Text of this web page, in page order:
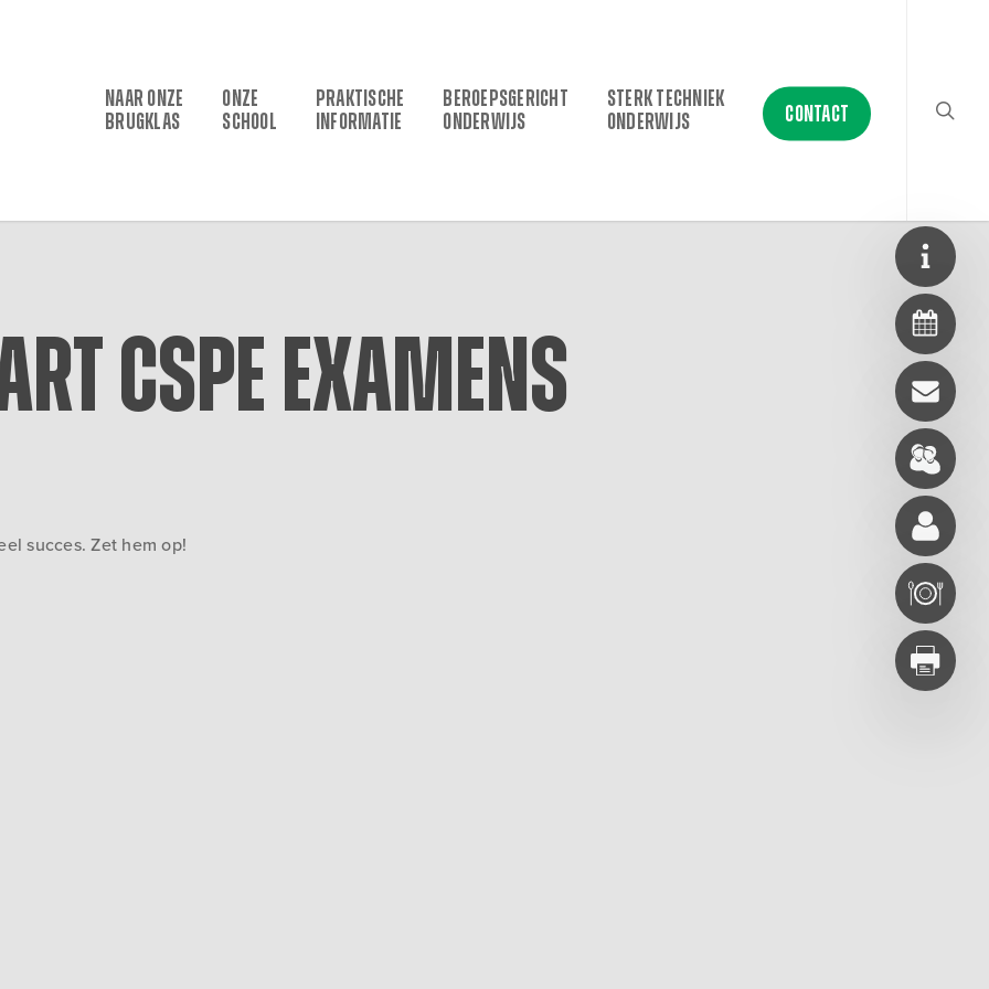
NAAR ONZE
BRUGKLAS
ONZE
SCHOOL
PRAKTISCHE
INFORMATIE
BEROEPSGERICHT
ONDERWIJS
STERK TECHNIEK
ONDERWIJS
CONTACT
CSPE examens
succes. Zet hem op!